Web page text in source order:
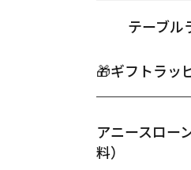
テーブル
🎁ギフトラッ
アニースロー
料）